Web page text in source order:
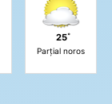
25˚
Parțial noros